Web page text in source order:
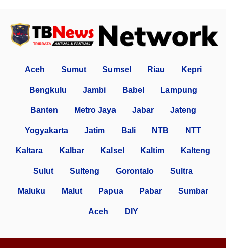
Aceh Sumut Sumsel Riau Kepri
Bengkulu Jambi Babel Lampung
Banten Metro Jaya Jabar Jateng
Yogyakarta Jatim Bali NTB NTT
Kaltara Kalbar Kalsel Kaltim Kalteng
Sulut Sulteng Gorontalo Sultra
Maluku Malut Papua Pabar Sumbar
Aceh DIY